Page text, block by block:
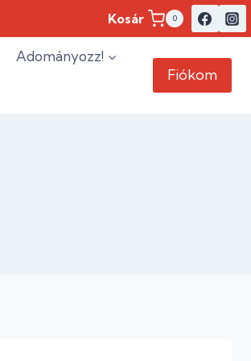
Kosár 0
Adományozz!
Fiókom